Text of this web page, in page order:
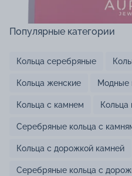
Популярные категории
Кольца серебряные
Кольца женские Модные
Кольца с камнем Кольца
Серебряные кольца с
Кольца с дорожкой камней
Серебряные кольца с